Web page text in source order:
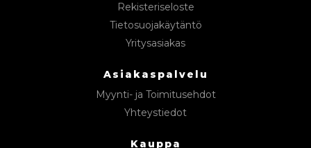
Rekisteriseloste
Tietosuojakäytäntö
Yritysasiakas
Asiakaspalvelu
Myynti- ja Toimitusehdot
Yhteystiedot
Kauppa